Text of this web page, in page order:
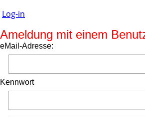
Log-in
Ameldung mit einem
eMail-Adresse:
Kennwort